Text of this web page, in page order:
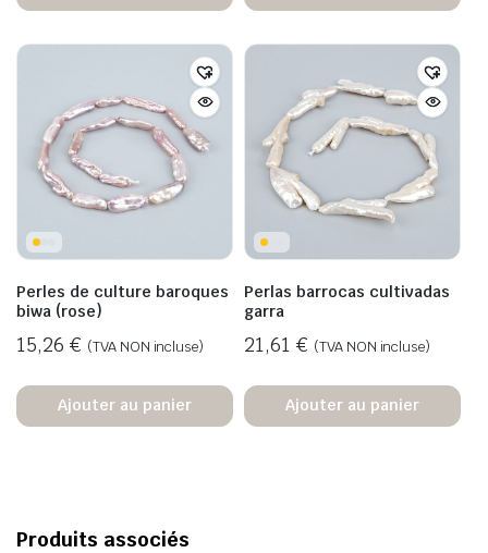
Perles de culture baroques
biwa (rose)
15,26 € (TVA NON incluse)
Ajouter au panier
Perlas barrocas cultivadas
garra
21,61 € (TVA NON incluse)
Ajouter au panier
Produits associés